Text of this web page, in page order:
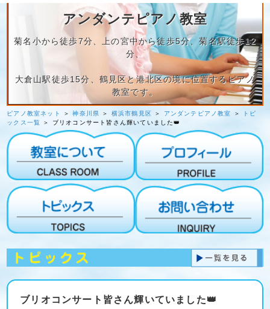
アンダンテピアノ教室
菊名小から徒歩7分、上の宮中から徒歩5分、菊名駅徒歩12
分、
大倉山駅徒歩15分、鶴見区と港北区の境に位置するピアノ
教室です。
ピアノ教室ネット ＞神奈川県 ＞ 横浜市鶴見区 ＞ アンダンテピアノ教室 ＞
トピ
ックス一覧
＞ ブリオコンサート皆さん輝いていました👑
ブリオコンサート皆さん輝いていました👑